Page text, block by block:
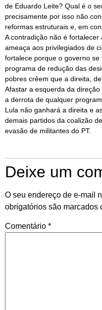
de Eduardo Leite? Qual é o
precisamente por isso não
reformas estruturais e, em
A contradição não é
ameaça aos privilegiados de
fortalece porque o governo
programa de redução das
pobres crêem que a direita,
Afastar a esquerda da
a derrota de qualquer
Lula não ganhará a direita e
demais partidos da coalizão
evasão de militantes do PT.
Deixe um
O seu endereço de e-mail
obrigatórios são marcados
Comentário *